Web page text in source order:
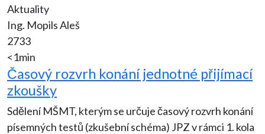
Aktuality
Ing. Mopils Aleš
2733
<1min
Časový rozvrh konání jednotné přijímací
zkoušky
Sdělení MŠMT, kterým se určuje časový rozvrh konání
písemných testů (zkušební schéma) JPZ v rámci 1. kola